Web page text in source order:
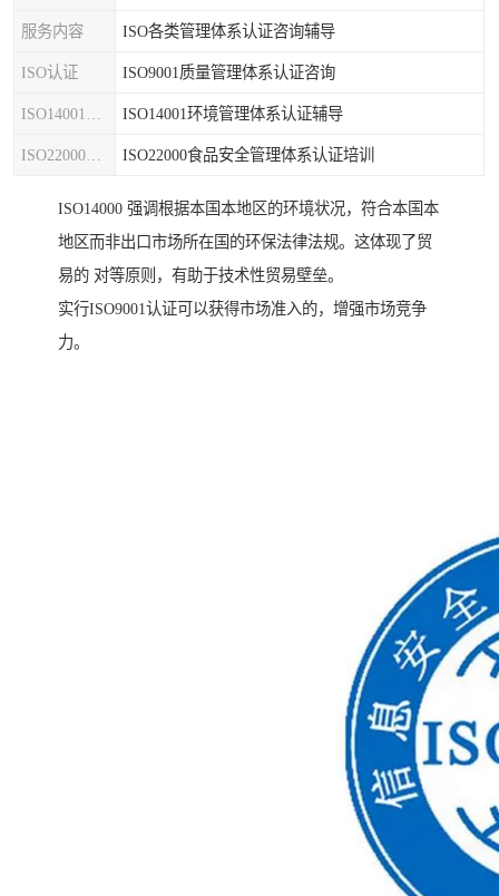
服务内容 ISO各类管理体系认证咨询辅导
ISO认证 ISO9001质量管理体系认证咨询
ISO14001环境管理体系认证辅导
ISO22000食品安全管理体系认证培训
ISO14000 强调根据本国本地区的环境状况，符合本国本
地区而非出口市场所在国的环保法律法规。这体现了贸
易的 对等原则，有助于技术性贸易壁垒。
实行ISO9001认证可以获得市场准入的，增强市场竞争
力。